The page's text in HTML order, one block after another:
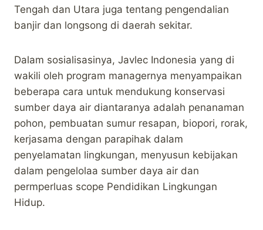
Tengah dan Utara juga tentang pengendalian
banjir dan longsong di daerah sekitar.
Dalam sosialisasinya, Javlec Indonesia yang di
wakili oleh program managernya menyampaikan
beberapa cara untuk mendukung konservasi
sumber daya air diantaranya adalah penanaman
pohon, pembuatan sumur resapan, biopori, rorak,
kerjasama dengan parapihak dalam
penyelamatan lingkungan, menyusun kebijakan
dalam pengelolaa sumber daya air dan
permperluas scope Pendidikan Lingkungan
Hidup.